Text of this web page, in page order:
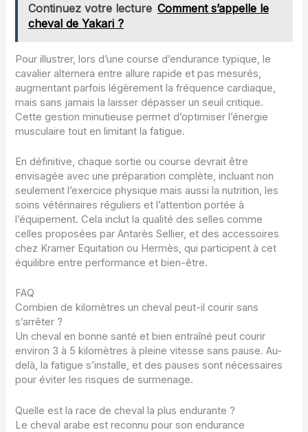
Continuez votre lecture Comment s’appelle le
cheval de Yakari ?
Pour illustrer, lors d’une course d’endurance typique, le
cavalier alternera entre allure rapide et pas mesurés,
augmentant parfois légèrement la fréquence cardiaque,
mais sans jamais la laisser dépasser un seuil critique.
Cette gestion minutieuse permet d’optimiser l’énergie
musculaire tout en limitant la fatigue.
En définitive, chaque sortie ou course devrait être
envisagée avec une préparation complète, incluant non
seulement l’exercice physique mais aussi la nutrition, les
soins vétérinaires réguliers et l’attention portée à
l’équipement. Cela inclut la qualité des selles comme
celles proposées par Antarès Sellier, et des accessoires
chez Kramer Equitation ou Hermès, qui participent à cet
équilibre entre performance et bien-être.
FAQ
Combien de kilomètres un cheval peut-il courir sans
s’arrêter ?
Un cheval en bonne santé et bien entraîné peut courir
environ 3 à 5 kilomètres à pleine vitesse sans pause. Au-
delà, la fatigue s’installe, et des pauses sont nécessaires
pour éviter les risques de surmenage.
Quelle est la race de cheval la plus endurante ?
Le cheval arabe est reconnu pour son endurance